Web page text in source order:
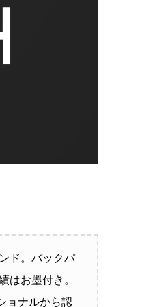
ド。バックパ
お墨付き。
ョナルから認